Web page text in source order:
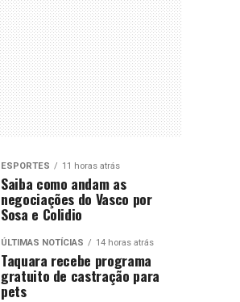
ESPORTES 11 horas atrás
Saiba como andam as
negociações do Vasco por
Sosa e Colidio
ÚLTIMAS NOTÍCIAS 14 horas atrás
Taquara recebe programa
gratuito de castração para
pets